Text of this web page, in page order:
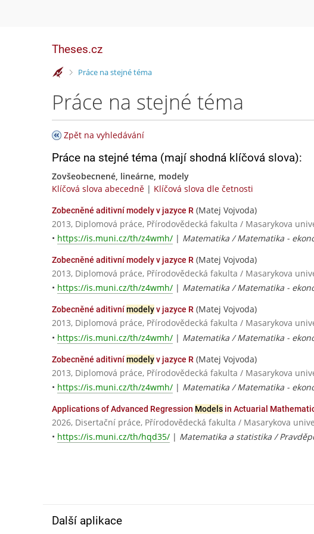
Theses.cz
>Práce na stejné téma
Práce na stejné téma
Zpět na vyhledávání
Práce na stejné téma (mají shodná klíčová slova):
Zovšeobecnené, lineárne, modely
Klíčová slova abecedně | Klíčová slova dle četnosti
Zobecněné aditivní modely v jazyce R (Matej Vojvoda)
2013, Diplomová práce, Přírodovědecká fakulta / Masarykova
• https://is.muni.cz/th/z4wmh/ | Matematika / Matematika -
Zobecněné aditivní modely v jazyce R (Matej Vojvoda)
2013, Diplomová práce, Přírodovědecká fakulta / Masarykova
• https://is.muni.cz/th/z4wmh/ | Matematika / Matematika -
Zobecněné aditivnímodelyv jazyce R (Matej Vojvoda)
2013, Diplomová práce, Přírodovědecká fakulta / Masarykova
• https://is.muni.cz/th/z4wmh/ | Matematika / Matematika -
Zobecněné aditivnímodelyv jazyce R (Matej Vojvoda)
2013, Diplomová práce, Přírodovědecká fakulta / Masarykova
• https://is.muni.cz/th/z4wmh/ | Matematika / Matematika -
Applications of Advanced Regression Models in Actuarial
2026, Disertační práce, Přírodovědecká fakulta / Masarykova
• https://is.muni.cz/th/hqd35/ | Matematika a statistika /
Další aplikace